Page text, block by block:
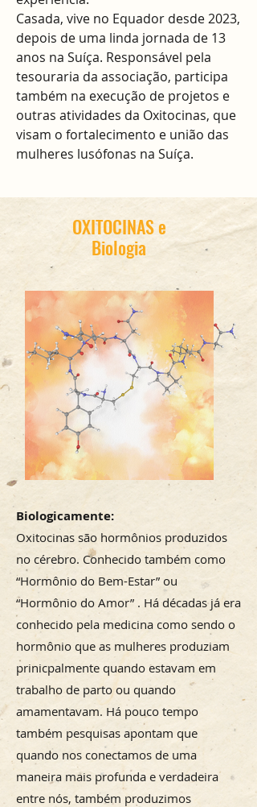
Casada, vive no Equador desde 2023,
depois de uma linda jornada de 13
anos na Suíça. Responsável pela
tesouraria da associação, participa
também na execução de projetos e
outras atividades da Oxitocinas, que
visam o fortalecimento e união das
mulheres lusófonas na Suíça.
OXITOCINAS e
Biologia
Biologicamente:
Oxitocinas são hormônios produzidos
no cérebro. Conhecido também como
“Hormônio do Bem-Estar” ou
“Hormônio do Amor” . Há décadas já era
conhecido pela medicina como sendo o
hormônio que as mulheres produziam
prinicpalmente quando estavam em
trabalho de parto ou quando
amamentavam. Há pouco tempo
também pesquisas apontam que
quando nos conectamos de uma
maneira mais profunda e verdadeira
entre nós, também produzimos